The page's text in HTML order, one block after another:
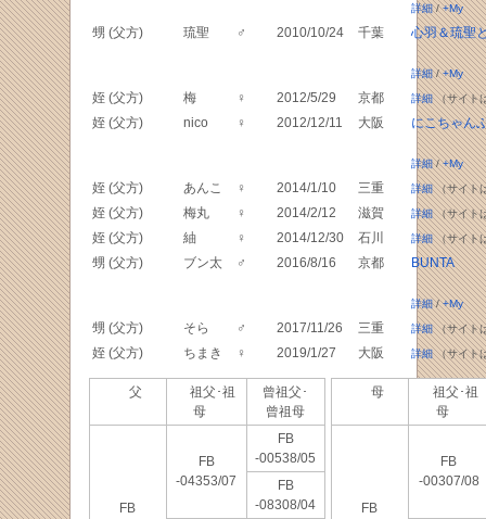
詳細/+My
甥 (父方) 琉聖 ♂ 2010/10/24 千葉 心羽＆琉聖
詳細/+My
姪 (父方) 梅 ♀ 2012/5/29 京都 詳細（サイト
姪 (父方) nico ♀ 2012/12/11 大阪 にこちゃん
詳細/+My
姪 (父方) あんこ ♀ 2014/1/10 三重 詳細（サイト
姪 (父方) 梅丸 ♀ 2014/2/12 滋賀 詳細（サイト
姪 (父方) 紬 ♀ 2014/12/30 石川 詳細（サイト
甥 (父方) ブン太 ♂ 2016/8/16 京都 BUNTA
詳細/+My
甥 (父方) そら ♂ 2017/11/26 三重 詳細（サイト
姪 (父方) ちまき ♀ 2019/1/27 大阪 詳細（サイト
父
祖父･祖
母
曾祖父･
曾祖母
FB
FB
-04353/07
FB
-00538/05
FB
-08308/04
母
祖父･祖
母
FB
FB
-00307/08